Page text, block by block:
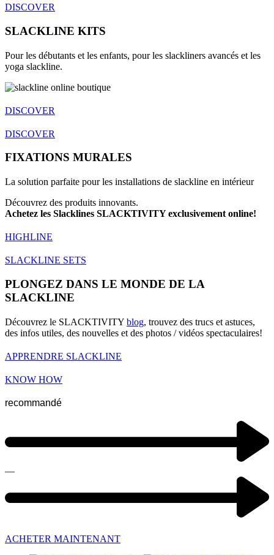
DISCOVER
SLACKLINE KITS
Pour les débutants et les enfants, pour les slackliners avancés et les
yoga slackline.
DISCOVER
DISCOVER
FIXATIONS MURALES
La solution parfaite pour les installations de slackline en intérieur
Découvrez des produits innovants.
Achetez les Slacklines SLACKTIVITY exclusivement online!
HIGHLINE
SLACKLINE SETS
PLONGEZ DANS LE MONDE DE LA
SLACKLINE
Découvrez le SLACKTIVITY blog, trouvez des trucs et astuces,
des infos utiles, des nouvelles et des photos / vidéos spectaculaires!
APPRENDRE SLACKLINE
KNOW HOW
recommandé
—
ACHETER MAINTENANT